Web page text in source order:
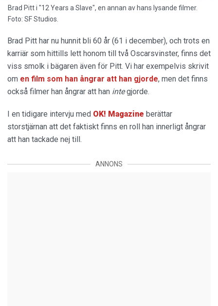
Brad Pitt i "12 Years a Slave", en annan av hans lysande filmer.
Foto: SF Studios.
Brad Pitt har nu hunnit bli 60 år (61 i december), och trots en
karriär som hittills lett honom till två Oscarsvinster, finns det
viss smolk i bägaren även för Pitt. Vi har exempelvis skrivit
om en film som han ångrar att han gjorde, men det finns
också filmer han ångrar att han integjorde.
I en tidigare intervju med OK! Magazine berättar
storstjärnan att det faktiskt finns en roll han innerligt ångrar
att han tackade nej till.
ANNONS